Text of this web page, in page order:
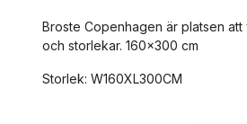
Broste Copenhagen är platsen
och storlekar. 160x300 cm
Storlek: W160XL300CM